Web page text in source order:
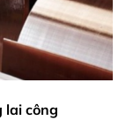
lai công